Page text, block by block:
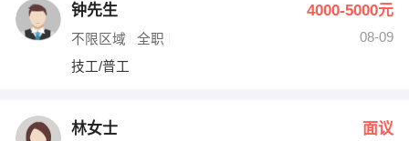
网络IT
收银员
钟先生 4000-5000元
不限区域 全职
08-09
技工/普工
林女士 面议